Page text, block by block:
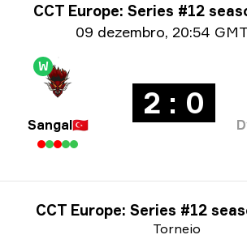
Informações sobre o torneio
CCT Europe: Series #12
09 dezembro, 20:54
W
Sangal🇹🇷
2 : 0
Torneio
CCT Europe: Series #12